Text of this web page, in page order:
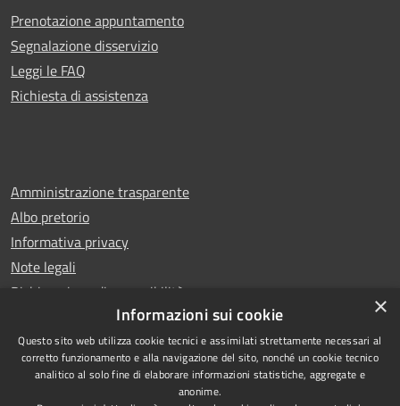
Prenotazione appuntamento
Segnalazione disservizio
Leggi le FAQ
Richiesta di assistenza
Amministrazione trasparente
Albo pretorio
Informativa privacy
Note legali
Dichiarazione di accessibilità
RSS
Copyright © 2026 • Comune di
×
Informazioni sui cookie
Questo sito web utilizza cookie tecnici e assimilati strettamente necessari al
corretto funzionamento e alla navigazione del sito, nonché un cookie tecnico
analitico al solo fine di elaborare informazioni statistiche, aggregate e
anonime.